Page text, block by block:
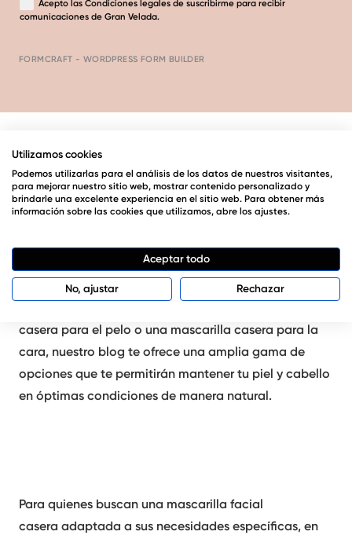
Acepto las Condiciones legalesde suscribirme para recibir
comunicaciones de Gran Velada.
FORMCRAFT - WORDPRESS FORM BUILDER
En Gran Velada, te invitamos a descubrir el mundo de
las mascarillas caseras. A través de nuestros tutoriales
formular tus propias mascarillas en casa,
personalizadas para las necesidades de tu piel y
casera para el pelo o una mascarilla casera para la
cara, nuestro blog te ofrece una amplia gama de
opciones que te permitirán mantener tu piel y cabello
en óptimas condiciones de manera natural.
Para quienes buscan una mascarilla facial
casera adaptada a sus necesidades específicas, en
Utilizamos cookies
Podemos utilizarlas para el análisis de los datos de nuestros visitantes,
para mejorar nuestro sitio web, mostrar contenido personalizado y
brindarle una excelente experiencia en el sitio web. Para obtener más
información sobre las cookies que utilizamos, abre los ajustes.
Aceptar todo
No, ajustar Rechazar